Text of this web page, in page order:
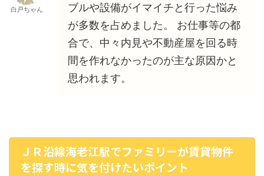
白戸ちゃん
ブルや設備がイマイチと行った悩み
が多数を占めました。 お仕事等の都
合で、中々内見や不動産屋を回る時
間を作れなかったのが主な原因かと
思われます。
ＪＲ沿線海老江駅でファミリーが賃貸物件
を探す時に気を付けたいポイント